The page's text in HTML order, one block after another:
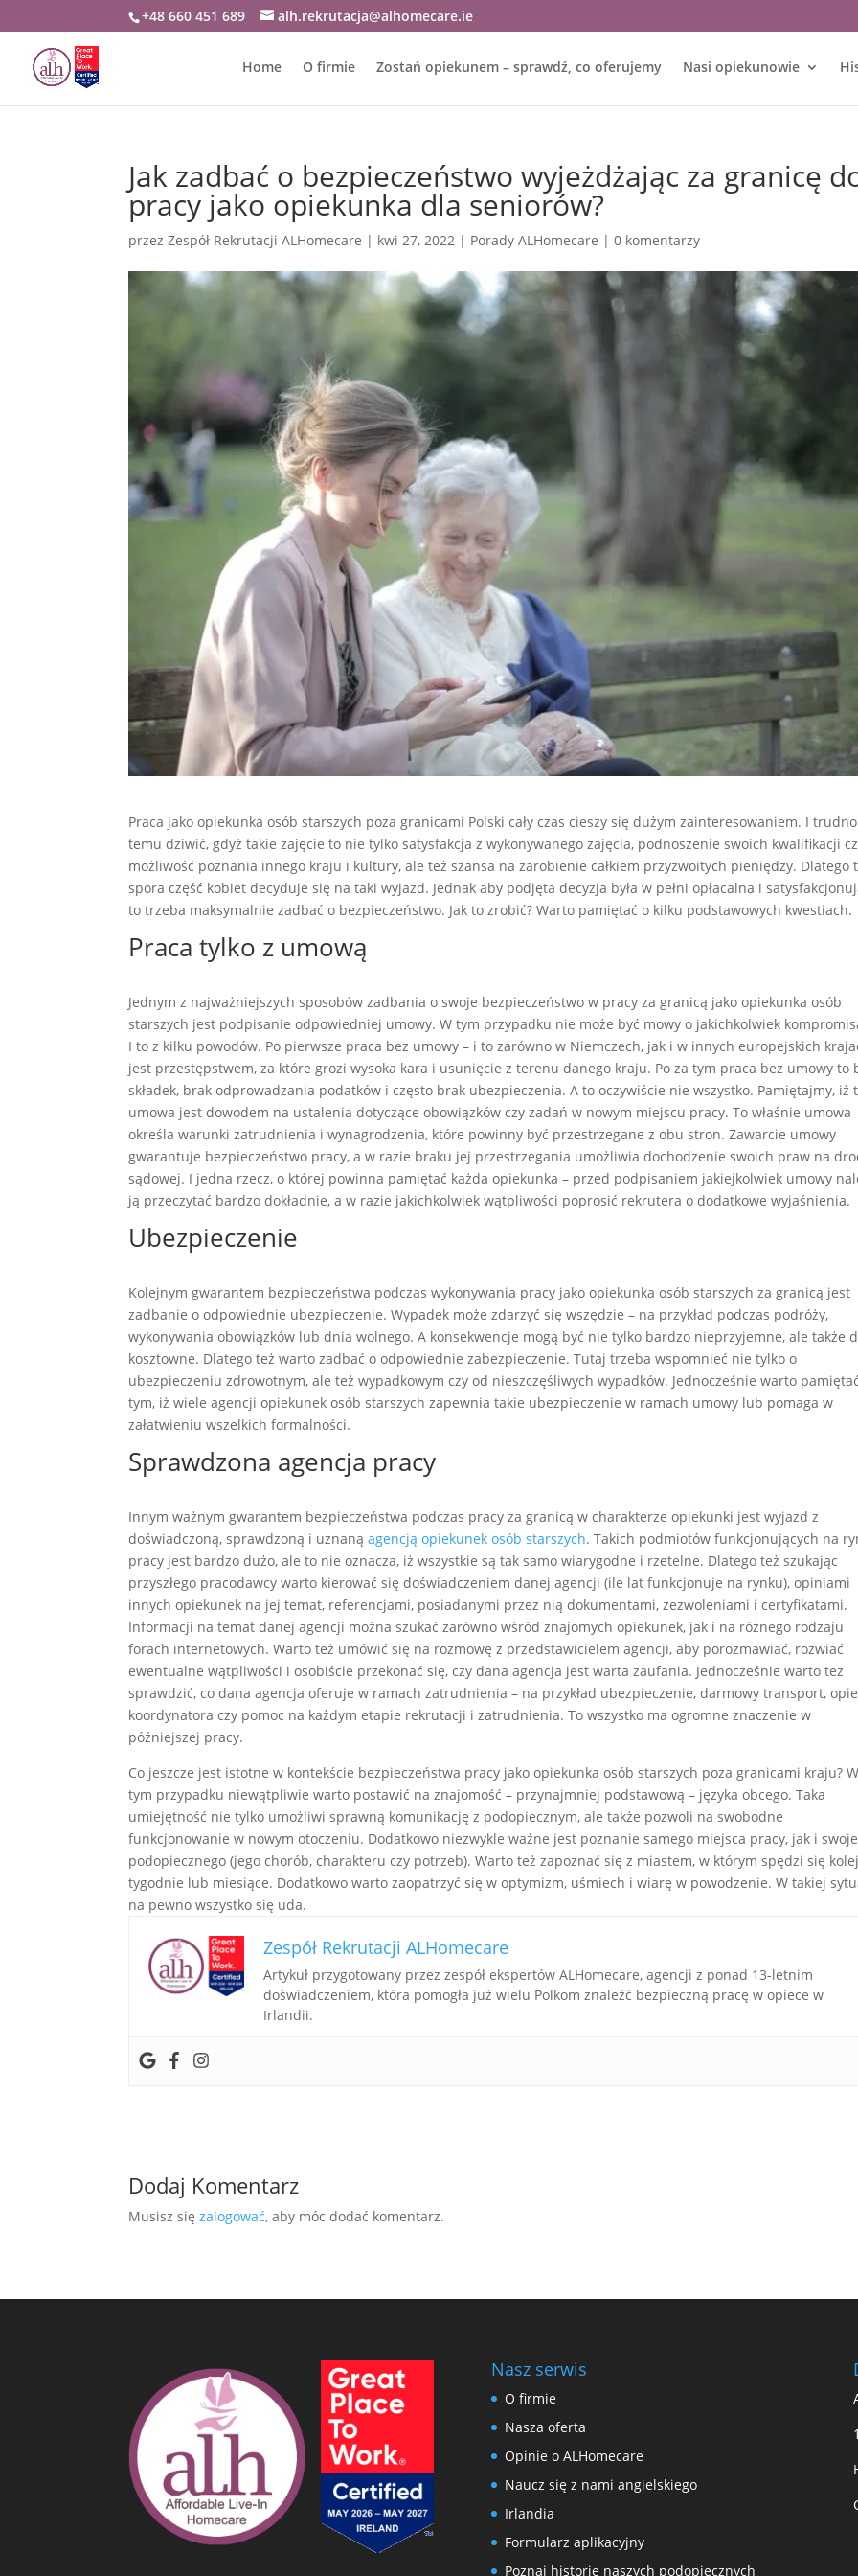
+48 660 451 689 alh.rekrutacja@alhomecare.ie
Home O firmie Zostań opiekunem – sprawdź, co oferujemy Nasi opiekunowie
Jak zadbać o bezpieczeństwo wyjeżdżając za granicę
pracy jako opiekunka dla seniorów?
przezZespół Rekrutacji ALHomecare | kwi 27, 2022 | Porady ALHomecare |0 komentarzy
Praca jako opiekunka osób starszych poza granicami Polski cały czas cieszy się dużym zainteresowaniem. I
temu dziwić, gdyż takie zajęcie to nie tylko satysfakcja z wykonywanego zajęcia, podnoszenie swoich kwalifikacji
możliwość poznania innego kraju i kultury, ale też szansa na zarobienie całkiem przyzwoitych pieniędzy. Dlatego
spora część kobiet decyduje się na taki wyjazd. Jednak aby podjęta decyzja była w pełni opłacalna i
to trzeba maksymalnie zadbać o bezpieczeństwo. Jak to zrobić? Warto pamiętać o kilku podstawowych kwestiach.
Praca tylko z umową
Jednym z najważniejszych sposobów zadbania o swoje bezpieczeństwo w pracy za granicą jako opiekunka osób
starszych jest podpisanie odpowiedniej umowy. W tym przypadku nie może być mowy o jakichkolwiek
I to z kilku powodów. Po pierwsze praca bez umowy – i to zarówno w Niemczech, jak i w innych europejskich
jest przestępstwem, za które grozi wysoka kara i usunięcie z terenu danego kraju. Po za tym praca bez umowy to
składek, brak odprowadzania podatków i często brak ubezpieczenia. A to oczywiście nie wszystko. Pamiętajmy, iż
umowa jest dowodem na ustalenia dotyczące obowiązków czy zadań w nowym miejscu pracy. To właśnie umowa
określa warunki zatrudnienia i wynagrodzenia, które powinny być przestrzegane z obu stron. Zawarcie umowy
gwarantuje bezpieczeństwo pracy, a w razie braku jej przestrzegania umożliwia dochodzenie swoich praw na
sądowej. I jedna rzecz, o której powinna pamiętać każda opiekunka – przed podpisaniem jakiejkolwiek umowy
ją przeczytać bardzo dokładnie, a w razie jakichkolwiek wątpliwości poprosić rekrutera o dodatkowe wyjaśnienia.
Ubezpieczenie
Kolejnym gwarantem bezpieczeństwa podczas wykonywania pracy jako opiekunka osób starszych za granicą jest
zadbanie o odpowiednie ubezpieczenie. Wypadek może zdarzyć się wszędzie – na przykład podczas podróży,
wykonywania obowiązków lub dnia wolnego. A konsekwencje mogą być nie tylko bardzo nieprzyjemne, ale także
kosztowne. Dlatego też warto zadbać o odpowiednie zabezpieczenie. Tutaj trzeba wspomnieć nie tylko o
ubezpieczeniu zdrowotnym, ale też wypadkowym czy od nieszczęśliwych wypadków. Jednocześnie warto
tym, iż wiele agencji opiekunek osób starszych zapewnia takie ubezpieczenie w ramach umowy lub pomaga w
załatwieniu wszelkich formalności.
Sprawdzona agencja pracy
Innym ważnym gwarantem bezpieczeństwa podczas pracy za granicą w charakterze opiekunki jest wyjazd z
doświadczoną, sprawdzoną i uznanąagencją opiekunek osób starszych. Takich podmiotów funkcjonujących na
pracy jest bardzo dużo, ale to nie oznacza, iż wszystkie są tak samo wiarygodne i rzetelne. Dlatego też szukając
przyszłego pracodawcy warto kierować się doświadczeniem danej agencji (ile lat funkcjonuje na rynku), opiniami
innych opiekunek na jej temat, referencjami, posiadanymi przez nią dokumentami, zezwoleniami i certyfikatami.
Informacji na temat danej agencji można szukać zarówno wśród znajomych opiekunek, jak i na różnego rodzaju
forach internetowych. Warto też umówić się na rozmowę z przedstawicielem agencji, aby porozmawiać, rozwiać
ewentualne wątpliwości i osobiście przekonać się, czy dana agencja jest warta zaufania. Jednocześnie warto tez
sprawdzić, co dana agencja oferuje w ramach zatrudnienia – na przykład ubezpieczenie, darmowy transport,
koordynatora czy pomoc na każdym etapie rekrutacji i zatrudnienia. To wszystko ma ogromne znaczenie w
późniejszej pracy.
Co jeszcze jest istotne w kontekście bezpieczeństwa pracy jako opiekunka osób starszych poza granicami kraju? W
tym przypadku niewątpliwie warto postawić na znajomość – przynajmniej podstawową – języka obcego. Taka
umiejętność nie tylko umożliwi sprawną komunikację z podopiecznym, ale także pozwoli na swobodne
funkcjonowanie w nowym otoczeniu. Dodatkowo niezwykle ważne jest poznanie samego miejsca pracy, jak i
podopiecznego (jego chorób, charakteru czy potrzeb). Warto też zapoznać się z miastem, w którym spędzi się
tygodnie lub miesiące. Dodatkowo warto zaopatrzyć się w optymizm, uśmiech i wiarę w powodzenie. W takiej
na pewno wszystko się uda.
Zespół Rekrutacji ALHomecare
Artykuł przygotowany przez zespół ekspertów ALHomecare, agencji z ponad 13-letnim
doświadczeniem, która pomogła już wielu Polkom znaleźć bezpieczną pracę w opiece w
Irlandii.
Dodaj Komentarz
Musisz sięzalogować, aby móc dodać komentarz.
Nasz serwis
O firmie
Nasza oferta
Opinie o ALHomecare
Naucz się z nami angielskiego
Irlandia
Formularz aplikacyjny
Poznaj historie naszych podopiecznych